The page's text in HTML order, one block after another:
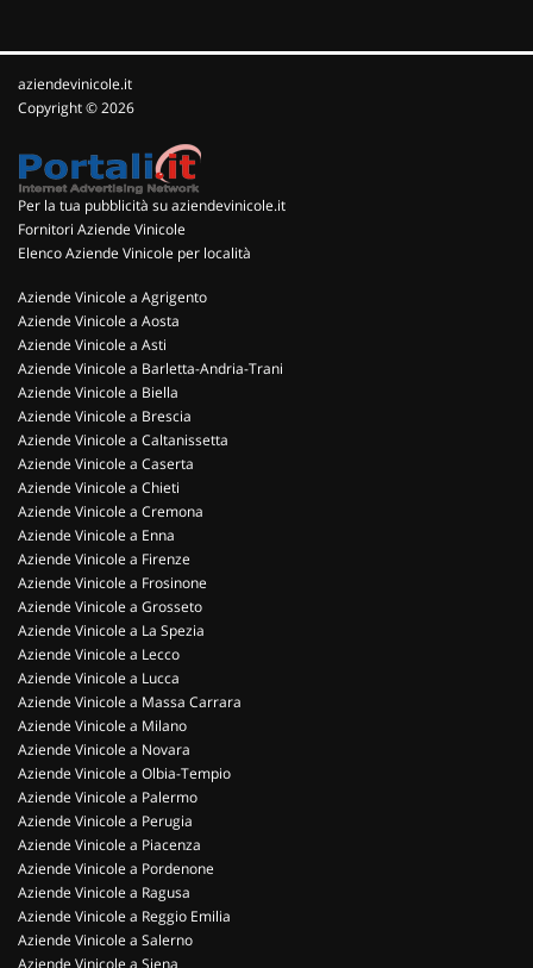
aziendevinicole.it
Copyright © 2026
Per la tua pubblicità su aziendevinicole.it
Fornitori Aziende Vinicole
Elenco Aziende Vinicole per località
Aziende Vinicole a Agrigento
Aziende Vinicole a Aosta
Aziende Vinicole a Asti
Aziende Vinicole a Barletta-Andria-Trani
Aziende Vinicole a Biella
Aziende Vinicole a Brescia
Aziende Vinicole a Caltanissetta
Aziende Vinicole a Caserta
Aziende Vinicole a Chieti
Aziende Vinicole a Cremona
Aziende Vinicole a Enna
Aziende Vinicole a Firenze
Aziende Vinicole a Frosinone
Aziende Vinicole a Grosseto
Aziende Vinicole a La Spezia
Aziende Vinicole a Lecco
Aziende Vinicole a Lucca
Aziende Vinicole a Massa Carrara
Aziende Vinicole a Milano
Aziende Vinicole a Novara
Aziende Vinicole a Olbia-Tempio
Aziende Vinicole a Palermo
Aziende Vinicole a Perugia
Aziende Vinicole a Piacenza
Aziende Vinicole a Pordenone
Aziende Vinicole a Ragusa
Aziende Vinicole a Reggio Emilia
Aziende Vinicole a Salerno
Aziende Vinicole a Siena